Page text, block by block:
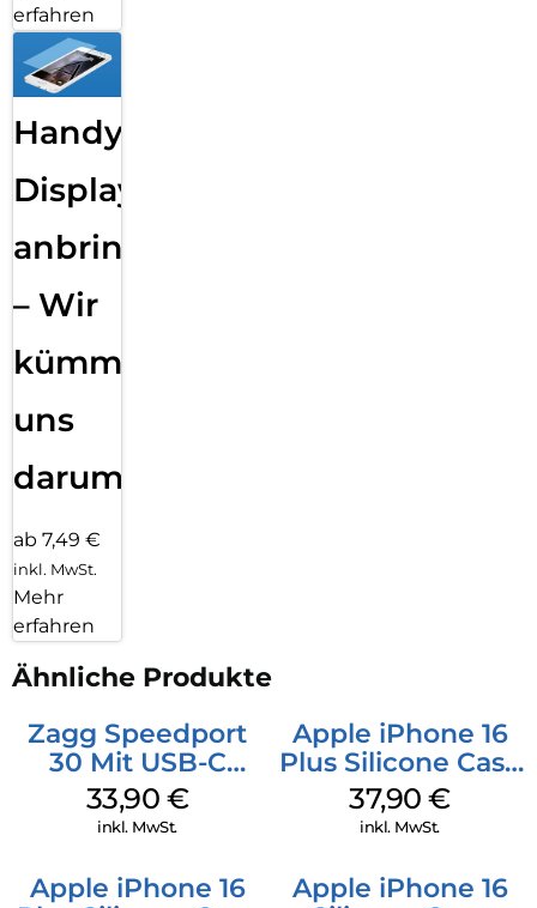
erfahren
Handy
Displayfolie
anbringen
– Wir
kümmern
uns
darum!
ab 7,49 €
inkl. MwSt.
Mehr
erfahren
Ähnliche Produkte
Zagg Speedport
30 Mit USB-C
Kabel Weiß
33,90 €
inkl. MwSt.
Apple iPhone 16
Plus Silicone Case
MagSafe Lake
Green
37,90€
inkl. MwSt.
Apple iPhone 16
Apple iPhone 16